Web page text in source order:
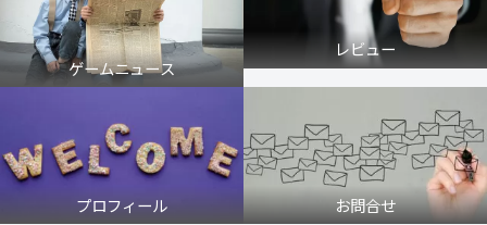
ゲームニュース
レビュー
プロフィール お問合せ